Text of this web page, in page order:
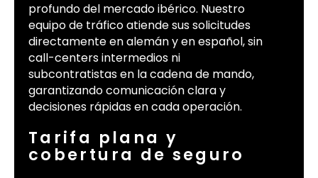
profundo del mercado ibérico. Nuestro
equipo de tráfico atiende sus solicitudes
directamente en alemán y en español, sin
call-centers intermedios ni
subcontratistas en la cadena de mando,
garantizando comunicación clara y
decisiones rápidas en cada operación.
Tarifa plana y
cobertura de seguro